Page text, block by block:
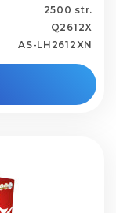
2500 str.
Q2612X
AS-LH2612XN